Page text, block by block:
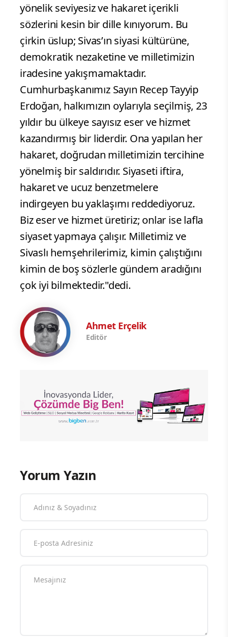
yönelik seviyesiz ve hakaret içerikli
sözlerini kesin bir dille kınıyorum. Bu
çirkin üslup; Sivas’ın siyasi kültürüne,
demokratik nezaketine ve milletimizin
iradesine yakışmamaktadır.
Cumhurbaşkanımız Sayın Recep Tayyip
Erdoğan, halkımızın oylarıyla seçilmiş, 23
yıldır bu ülkeye sayısız eser ve hizmet
kazandırmış bir liderdir. Ona yapılan her
hakaret, doğrudan milletimizin tercihine
yönelmiş bir saldırıdır. Siyaseti iftira,
hakaret ve ucuz benzetmelere
indirgeyen bu yaklaşımı reddediyoruz.
Biz eser ve hizmet üretiriz; onlar ise lafla
siyaset yapmaya çalışır. Milletimiz ve
Sivaslı hemşehrilerimiz, kimin çalıştığını
kimin de boş sözlerle gündem aradığını
çok iyi bilmektedir."dedi.
Ahmet Erçelik
Editör
Yorum Yazın